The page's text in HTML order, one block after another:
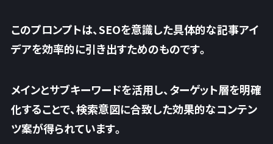
このプロンプトは、SEOを意識した具体的な記事アイ
デアを効率的に引き出すためのものです。
メインとサブキーワードを活用し、ターゲット層を明確
化することで、検索意図に合致した効果的なコンテン
ツ案が得られています。